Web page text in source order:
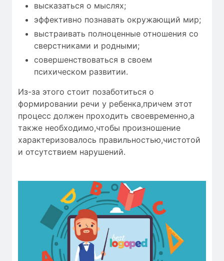
высказаться о мыслях;
эффективно познавать окружающий мир;
выстраивать полноценные отношения со
сверстниками и родными;
совершенствоваться в своем
психическом развитии.
Из-за этого стоит позаботиться о
формировании речи у ребенка,причем этот
процесс должен проходить своевременно,а
также необходимо,чтобы произношение
характеризовалось правильностью,чистотой
и отсутствием нарушений.